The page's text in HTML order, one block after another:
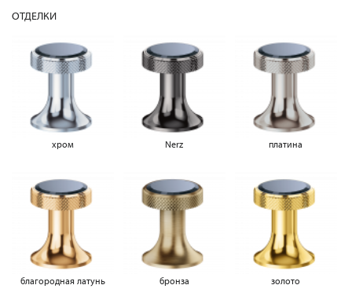
ОТДЕЛКИ
хром Nerz платина
благородная латунь бронза золото